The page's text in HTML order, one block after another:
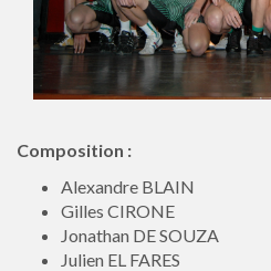
Composition :
Alexandre BLAIN
Gilles CIRONE
Jonathan DE SOUZA
Julien EL FARES